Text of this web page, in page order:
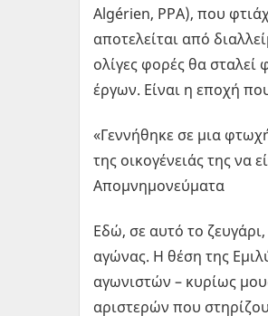
Algérien, PPA), που
αποτελείται από
ολίγες φορές θα
έργων. Είναι η εποχή
«Γεννήθηκε σε μια
της οικογένειάς της να
Απομνημονεύματα
Εδώ, σε αυτό το
αγώνας. Η θέση της
αγωνιστών – κυρίως
αριστερών που